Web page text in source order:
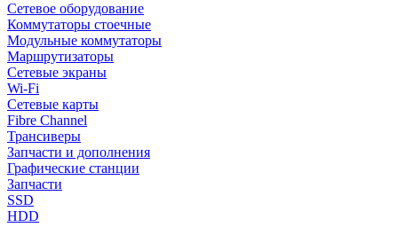
Сетевое оборудование
Коммутаторы стоечные
Модульные коммутаторы
Маршрутизаторы
Сетевые экраны
Wi-Fi
Сетевые карты
Fibre Channel
Трансиверы
Запчасти и дополнения
Графические станции
Запчасти
SSD
HDD